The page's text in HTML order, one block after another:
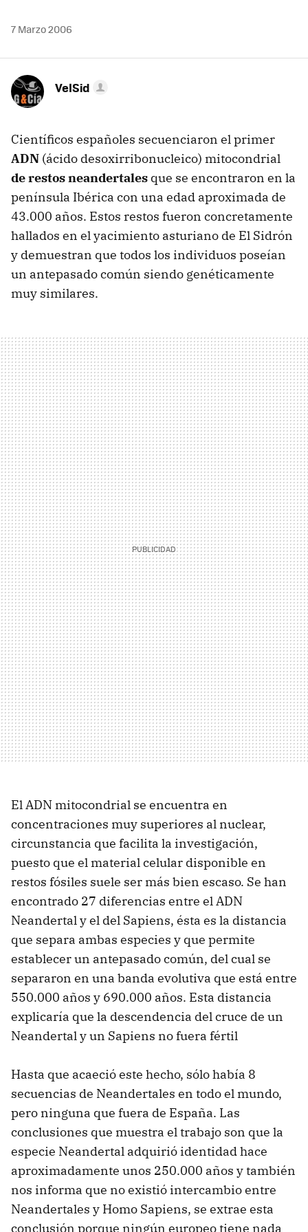
7 Marzo 2006
VelSid
Científicos españoles secuenciaron el primer
ADN (ácido desoxirribonucleico) mitocondrial
de restos neandertales que se encontraron en la
península Ibérica con una edad aproximada de
43.000 años. Estos restos fueron concretamente
hallados en el yacimiento asturiano de El Sidrón
y demuestran que todos los individuos poseían
un antepasado común siendo genéticamente
muy similares.
El ADN mitocondrial se encuentra en
concentraciones muy superiores al nuclear,
circunstancia que facilita la investigación,
puesto que el material celular disponible en
restos fósiles suele ser más bien escaso. Se han
encontrado 27 diferencias entre el ADN
Neandertal y el del Sapiens, ésta es la distancia
que separa ambas especies y que permite
establecer un antepasado común, del cual se
separaron en una banda evolutiva que está entre
550.000 años y 690.000 años. Esta distancia
explicaría que la descendencia del cruce de un
Neandertal y un Sapiens no fuera fértil
Hasta que acaeció este hecho, sólo había 8
secuencias de Neandertales en todo el mundo,
pero ninguna que fuera de España. Las
conclusiones que muestra el trabajo son que la
especie Neandertal adquirió identidad hace
aproximadamente unos 250.000 años y también
nos informa que no existió intercambio entre
Neandertales y Homo Sapiens, se extrae esta
conclusión porque ningún europeo tiene nada